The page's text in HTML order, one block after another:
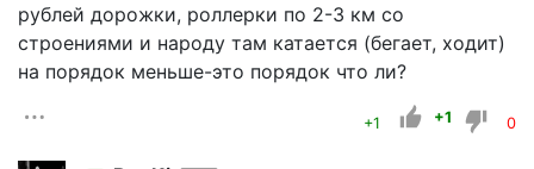
рублей дорожки, роллерки по 2-3 км со
строениями и народу там катается (бегает, ходит)
на порядок меньше-это порядок что ли?
+1 +1 0